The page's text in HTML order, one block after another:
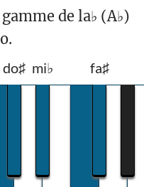
de la♭ (A♭)
do♯ mi♭ fa♯